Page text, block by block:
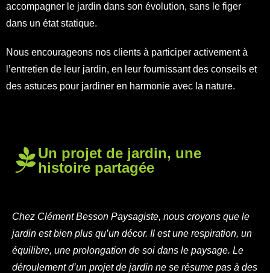
accompagner le jardin dans son évolution, sans le figer
dans un état statique.
Nous encourageons nos clients à participer activement à
l’entretien de leur jardin, en leur fournissant des conseils et
des astuces pour jardiner en harmonie avec la nature.
Un projet de jardin, une
histoire partagée
Chez Clément Besson Paysagiste, nous croyons que le
jardin est bien plus qu’un décor. Il est une respiration, un
équilibre, une prolongation de soi dans le paysage. Le
déroulement d’un projet de jardin ne se résume pas à des